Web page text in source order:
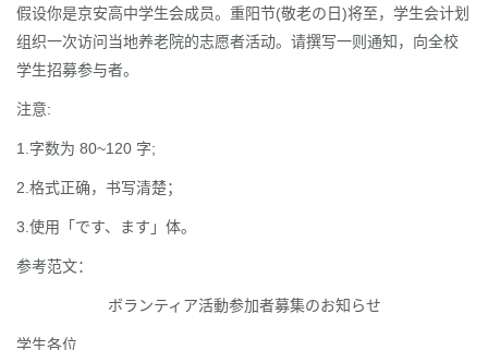
假设你是京安高中学生会成员。重阳节(敬老の日)将至，学生会计划
组织一次访问当地养老院的志愿者活动。请撰写一则通知，向全校
学生招募参与者。
注意:
1.字数为 80~120 字;
2.格式正确，书写清楚；
3.使用「です、ます」体。
参考范文：
ボランティア活動参加者募集のお知らせ
学生各位